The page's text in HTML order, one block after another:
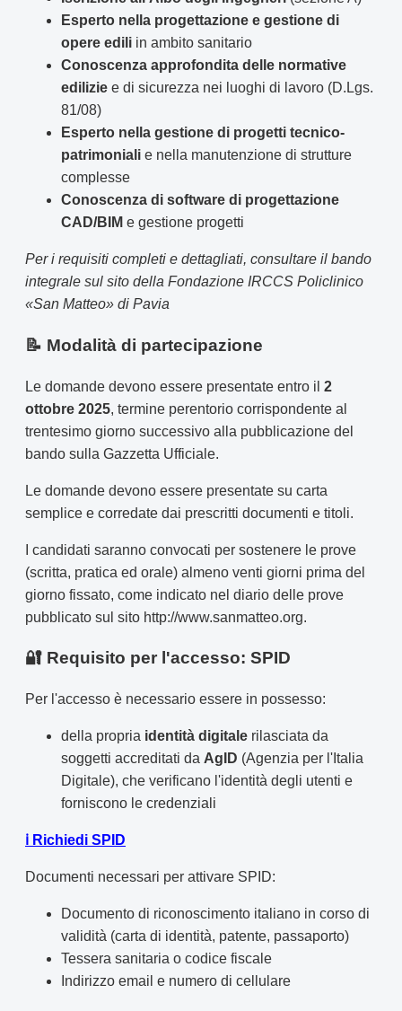
Esperto nella progettazione e gestione di
opere edili in ambito sanitario
Conoscenza approfondita delle normative
edilizie e di sicurezza nei luoghi di lavoro (D.Lgs.
81/08)
Esperto nella gestione di progetti tecnico-
patrimoniali e nella manutenzione di strutture
complesse
Conoscenza di software di progettazione
CAD/BIM e gestione progetti
Per i requisiti completi e dettagliati, consultare il bando
integrale sul sito della Fondazione IRCCS Policlinico
«San Matteo» di Pavia
📝 Modalità di partecipazione
Le domande devono essere presentate entro il 2
ottobre 2025, termine perentorio corrispondente al
trentesimo giorno successivo alla pubblicazione del
bando sulla Gazzetta Ufficiale.
Le domande devono essere presentate su carta
semplice e corredate dai prescritti documenti e titoli.
I candidati saranno convocati per sostenere le prove
(scritta, pratica ed orale) almeno venti giorni prima del
giorno fissato, come indicato nel diario delle prove
pubblicato sul sito http://www.sanmatteo.org.
🔐 Requisito per l'accesso: SPID
Per l'accesso è necessario essere in possesso:
della propria identità digitale rilasciata da
soggetti accreditati da AgID (Agenzia per l'Italia
Digitale), che verificano l'identità degli utenti e
forniscono le credenziali
ℹ️ Richiedi SPID
Documenti necessari per attivare SPID:
Documento di riconoscimento italiano in corso di
validità (carta di identità, patente, passaporto)
Tessera sanitaria o codice fiscale
Indirizzo email e numero di cellulare